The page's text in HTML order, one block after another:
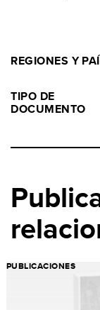
REGIONES Y
TIPO DE
DOCUMENTO
PUBLICACIONES